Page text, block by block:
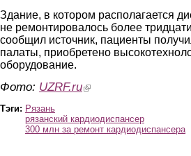
Здание, в котором располагается
не ремонтировалось более
сообщил источник, пациенты
палаты, приобретено
оборудование.
Фото: UZRF.ru(link is external)
Тэги: Рязань
рязанский кардиодиспансер
300 млн за ремонт кардиодиспансера